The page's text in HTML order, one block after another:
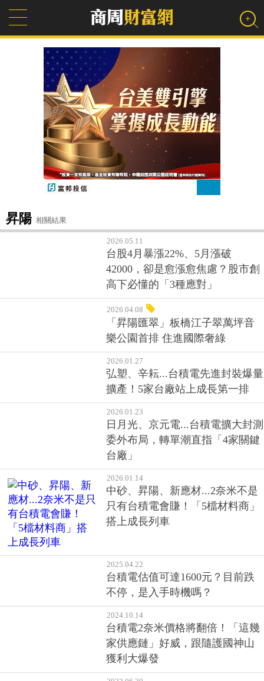
昇陽 相關結果
2026.05.11
台股4月暴漲22%、5月漲破
42000，卻是愈漲愈焦慮？股市創
高下必懂的「3種應對」
2026.04.08
「昇陽匯翠」板橋江子翠萬坪音
樂公園首排 住進國際奢綠
2026.01.27
弘塑、辛耘...台積電先進封裝爆量
擴產！5家台廠站上成長第一排
2026.01.23
日月光、京元電...台積電擴大封測
委外布局，轉單潮直指「4家關鍵
台廠」
2026.01.14
中砂、昇陽、新應材...2奈米不是
只有台積電會賺！「5檔材料商」
搭上成長列車
台積電估值可達1600元？目前跌
不停，是入手時機嗎？
2024.10.14
台積電2奈米價格將翻倍！「這幾
家供應鏈」好威，跟隨護國神山
獲利大爆發
2022.06.30
第2季爆紅台股榜華新拿第一，航